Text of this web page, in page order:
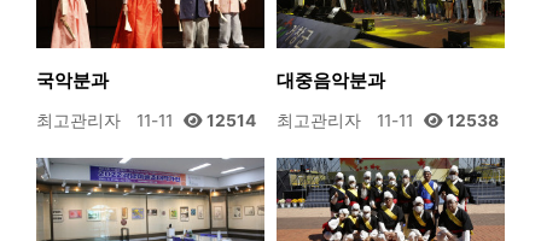
국악분과
최고관리자 11-11 12514
대중음악분과
최고관리자 11-11 12538